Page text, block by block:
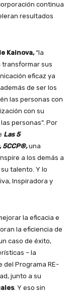
continua
resultados
Kainova,“la
transformar sus
eficaz ya
de ser los
las personas con
con su
personas”. Por
Las 5
, 5CCP®,una
a los demás a
talento. Y lo
Inspiradora y
la eficacia e
la eficiencia de
caso de éxito,
– la
del Programa RE-
junto a su
. Y eso sin